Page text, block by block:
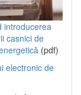
introducerea
casnici de
(pdf)
electronic de